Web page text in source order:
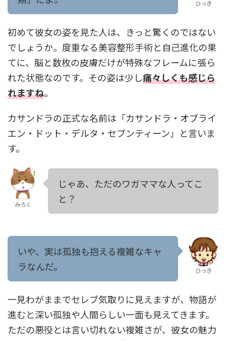
ひっき
初めて彼女の姿を見た人は、きっと驚くのではない
でしょうか。度重なる美容整形手術と自己進化の果
てに、脳と数枚の皮膚だけが特殊なフレームに張ら
れた状態なのです。その姿は少し痛々しくも感じら
れますね。
カサンドラの正式な名前は「カサンドラ・オブライ
エン・ドット・デルタ・セブンティーン」と言いま
す。
みろく
じゃあ、ただのワガママな人ってこ
と？
いや、実は孤独も抱える複雑なキャ
ラなんだ。
ひっき
一見わがままでセレブ気取りに見えますが、物語が
進むと深い孤独や人間らしい一面も見えてきます。
ただの悪役とは言い切れない複雑さが、彼女の魅力